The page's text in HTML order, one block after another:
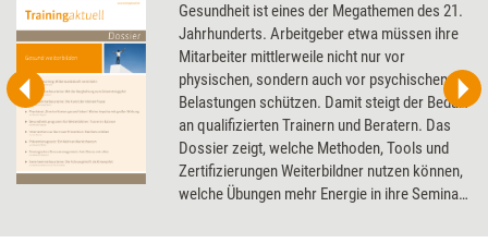
Gesundheit ist eines der Megathemen des 21.
Jahrhunderts. Arbeitgeber etwa müssen ihre
Mitarbeiter mittlerweile nicht nur vor
physischen, sondern auch vor psychischen
Belastungen schützen. Damit steigt der Bedarf
an qualifizierten Trainern und Beratern. Das
Dossier zeigt, welche Methoden, Tools und
Zertifizierungen Weiterbildner nutzen können,
welche Übungen mehr Energie in ihre Seminar